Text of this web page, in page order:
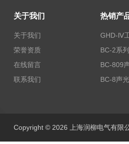
关于我们
关于我们
荣誉资质
在线留言
联系我们
热销产
GHD-Ⅳ
BC-809
BC-8声
Copyright © 2026 上海润柳电气有限